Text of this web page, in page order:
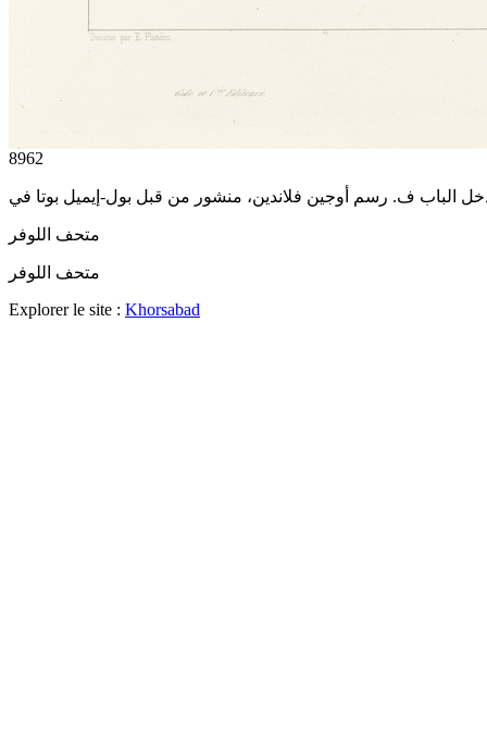
8962
متحف اللوفر
متحف اللوفر
Explorer le site : Khorsabad